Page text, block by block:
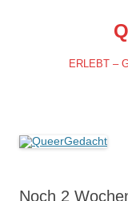
ERLEBT –
Noch 2